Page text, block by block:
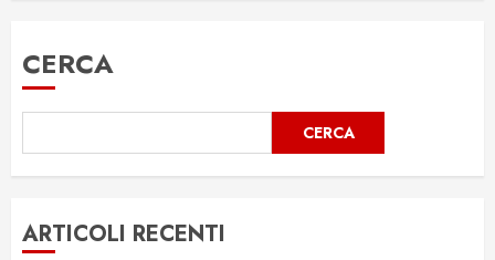
CERCA
CERCA
ARTICOLI RECENTI